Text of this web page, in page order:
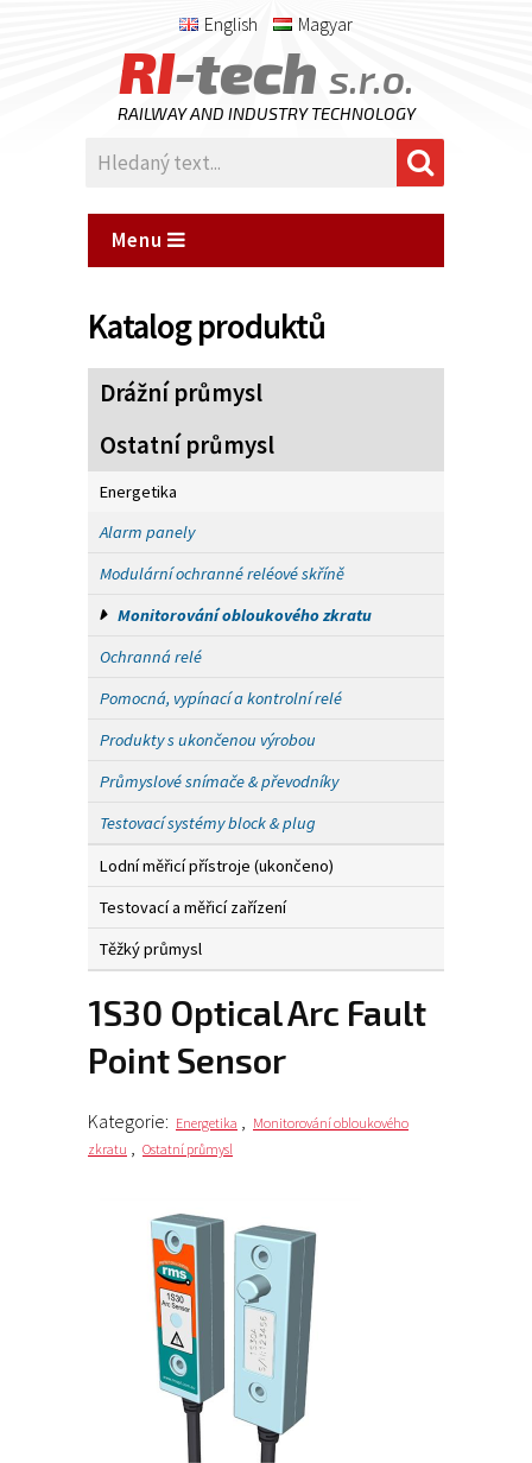
English Magyar
RI-tech s.r.o.
RAILWAY AND INDUSTRY TECHNOLOGY
Menu
Katalog produktů
Drážní průmysl
Ostatní průmysl
Energetika
Alarm panely
Modulární ochranné reléové skříně
Monitorování obloukového zkratu
Ochranná relé
Pomocná, vypínací a kontrolní relé
Produkty s ukončenou výrobou
Průmyslové snímače & převodníky
Testovací systémy block & plug
Lodní měřicí přístroje (ukončeno)
Testovací a měřicí zařízení
Těžký průmysl
1S30 Optical Arc Fault
Point Sensor
Kategorie: Energetika , Monitorování obloukového
zkratu , Ostatní průmysl